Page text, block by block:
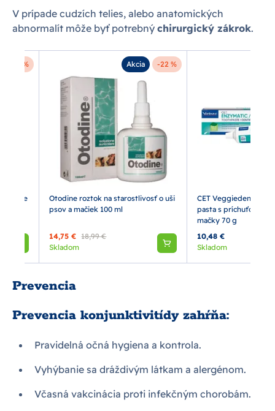
V prípade cudzích telies, alebo anatomických
abnormalít môže byť potrebný chirurgický zákrok.
-27 % Akcia -22 %
Otodine roztok na starostlivosť o uši
psov a mačiek 100 ml
14,75 € 18,99 €
Skladom
CET Veggiedent
pasta s príchuťou
mačky 70 g
10,48 €
Skladom
Prevencia
Prevencia konjunktivitídy zahŕňa:
Pravidelná očná hygiena a kontrola.
Vyhýbanie sa dráždivým látkam a alergénom.
Včasná vakcinácia proti infekčným chorobám.